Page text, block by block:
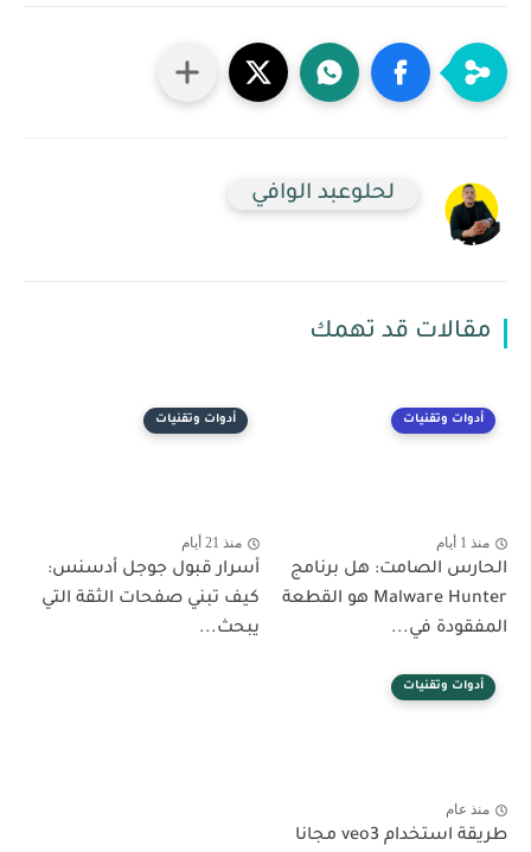
لحلوعبد الوافي
مقالات قد تهمك
أدوات وتقنيات
منذ 1 أيام
الحارس الصامت: هل برنامج
Malware Hunter هو القطعة
المفقودة في...
أدوات وتقنيات
منذ 21 أيام
أسرار قبول جوجل أدسنس:
كيف تبني صفحات الثقة التي
يبحث...
أدوات وتقنيات
منذ عام
طريقة استخدام veo3 مجانا